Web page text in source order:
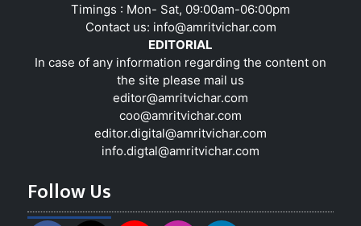
Timings : Mon- Sat, 09:00am-06:00pm
Contact us: info@amritvichar.com
EDITORIAL
In case of any information regarding the content on
the site please mail us
editor@amritvichar.com
coo@amritvichar.com
editor.digital@amritvichar.com
info.digtal@amritvichar.com
Follow Us